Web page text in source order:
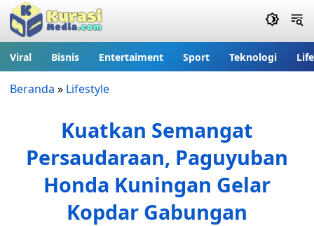
Viral Bisnis Entertaiment Sport Teknologi
Beranda » Lifestyle
Kuatkan Semangat
Persaudaraan, Paguyuban
Honda Kuningan Gelar
Kopdar Gabungan